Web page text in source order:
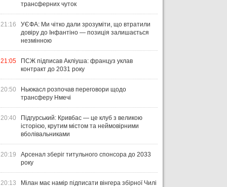
трансферних чуток
21:16
УЄФА: Ми чітко дали зрозуміти, що втратили
довіру до Інфантіно — позиція залишається
незмінною
21:05
ПСЖ підписав Акліуша: француз уклав
контракт до 2031 року
20:50
Ньюкасл розпочав переговори щодо
трансферу Нмечі
20:40
Підгурський: Кривбас — це клуб з великою
історією, крутим містом та неймовірними
вболівальниками
20:19
Арсенал зберіг титульного спонсора до 2033
року
20:13
Мілан має намір підписати вінгера збірної Чилі